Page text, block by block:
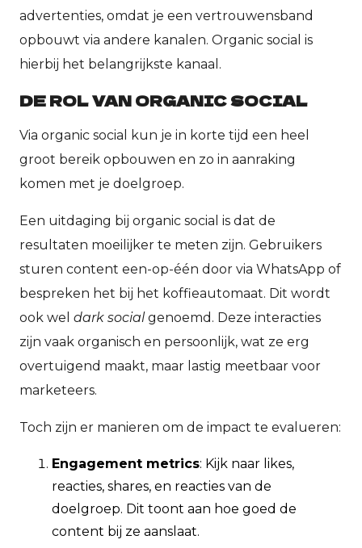
advertenties, omdat je een vertrouwensband
opbouwt via andere kanalen. Organic social is
hierbij het belangrijkste kanaal.
DE ROL VAN ORGANIC SOCIAL
Via organic social kun je in korte tijd een heel
groot bereik opbouwen en zo in aanraking
komen met je doelgroep.
Een uitdaging bij organic social is dat de
resultaten moeilijker te meten zijn. Gebruikers
sturen content een-op-één door via WhatsApp of
bespreken het bij het koffieautomaat. Dit wordt
ook wel dark socialgenoemd. Deze interacties
zijn vaak organisch en persoonlijk, wat ze erg
overtuigend maakt, maar lastig meetbaar voor
marketeers.
Toch zijn er manieren om de impact te evalueren:
Engagement metrics: Kijk naar likes,
reacties, shares, en reacties van de
doelgroep. Dit toont aan hoe goed de
content bij ze aanslaat.